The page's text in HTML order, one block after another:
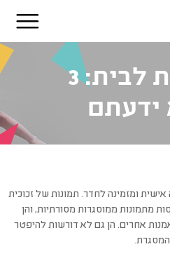
תמונות זכוכית לבית: 3
ידעתם
ומזמינה לחדר. תמונות של זכוכית
מתמונות ממוסגרות מסורתיות, והן
אחרים. הן גם לא דורשות להיפטר